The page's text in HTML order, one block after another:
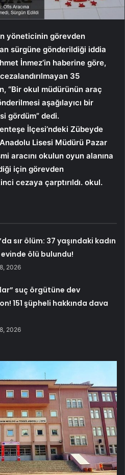
yöneticinin görevden
sürgüne gönderildiği iddia
İnmez’in haberine göre,
35
“Bir okul müdürünün araç
aşağılayıcı bir
gördüm” dedi.
İlçesi’ndeki Zübeyde
Lisesi Müdürü Pazar
aracını okulun oyun alanına
için görevden
cezaya çarptırıldı. okul.
sır ölüm: 37 yaşındaki kadın
evinde ölü bulundu!
2026
suç örgütüne dev
151 şüpheli hakkında dava
2026